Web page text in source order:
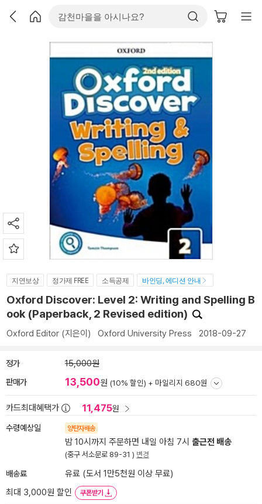
지연보상 정가제 FREE 소득공제 바인딩, 에디션 안내
Oxford Discover: Level 2: Writing and Spelling B
ook (Paperback, 2 Revised edition)
Oxford Editor (지은이) Oxford University Press 2018-09-27
정가 15,000원
판매가 13,500원 (10% 할인) + 마일리지 680원
카드최대혜택가 11,475원
수령예상일 양탄자배송
밤 10시까지 주문하면 내일 아침 7시 출근전 배송
(중구 서소문로 89-31 ) 변경
배송료
유료 (도서 1만5천원 이상 무료)
최대 3,000원 할인
쿠폰받기